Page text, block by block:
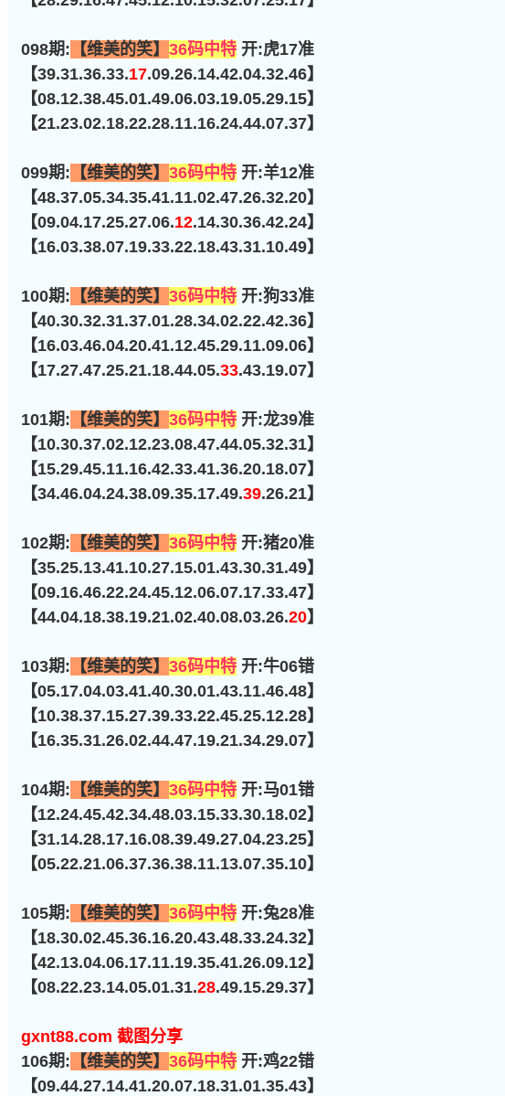
098期: 【维美的笑】 36码中特 开:虎17准
【39.31.36.33.17.09.26.14.42.04.32.46】
【08.12.38.45.01.49.06.03.19.05.29.15】
【21.23.02.18.22.28.11.16.24.44.07.37】
099期: 【维美的笑】 36码中特 开:羊12准
【48.37.05.34.35.41.11.02.47.26.32.20】
【09.04.17.25.27.06.12.14.30.36.42.24】
【16.03.38.07.19.33.22.18.43.31.10.49】
100期: 【维美的笑】 36码中特 开:狗33准
【40.30.32.31.37.01.28.34.02.22.42.36】
【16.03.46.04.20.41.12.45.29.11.09.06】
【17.27.47.25.21.18.44.05.33.43.19.07】
101期: 【维美的笑】 36码中特 开:龙39准
【10.30.37.02.12.23.08.47.44.05.32.31】
【15.29.45.11.16.42.33.41.36.20.18.07】
【34.46.04.24.38.09.35.17.49.39.26.21】
102期: 【维美的笑】 36码中特 开:猪20准
【35.25.13.41.10.27.15.01.43.30.31.49】
【09.16.46.22.24.45.12.06.07.17.33.47】
【44.04.18.38.19.21.02.40.08.03.26.20】
103期: 【维美的笑】 36码中特 开:牛06错
【05.17.04.03.41.40.30.01.43.11.46.48】
【10.38.37.15.27.39.33.22.45.25.12.28】
【16.35.31.26.02.44.47.19.21.34.29.07】
104期: 【维美的笑】 36码中特 开:马01错
【12.24.45.42.34.48.03.15.33.30.18.02】
【31.14.28.17.16.08.39.49.27.04.23.25】
【05.22.21.06.37.36.38.11.13.07.35.10】
105期: 【维美的笑】 36码中特 开:兔28准
【18.30.02.45.36.16.20.43.48.33.24.32】
【42.13.04.06.17.11.19.35.41.26.09.12】
【08.22.23.14.05.01.31.28.49.15.29.37】
gxnt88.com 截图分享
106期: 【维美的笑】 36码中特 开:鸡22错
【09.44.27.14.41.20.07.18.31.01.35.43】